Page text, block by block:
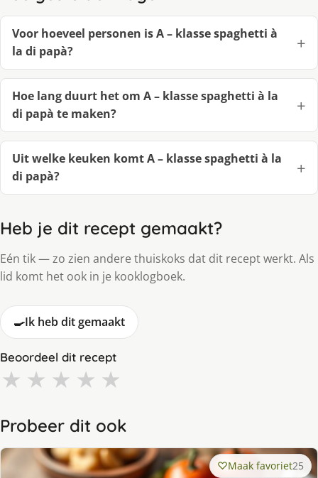
Voor hoeveel personen is A – klasse spaghetti à
la di papà?
Hoe lang duurt het om A – klasse spaghetti à la
di papà te maken?
Uit welke keuken komt A – klasse spaghetti à la
di papà?
Heb je dit recept gemaakt?
Eén tik — zo zien andere thuiskoks dat dit recept werkt. Als
lid komt het ook in je kooklogboek.
🍳Ik heb dit gemaakt
Beoordeel dit recept
★ ★ ★ ★ ★
Probeer dit ook
Maak favoriet25